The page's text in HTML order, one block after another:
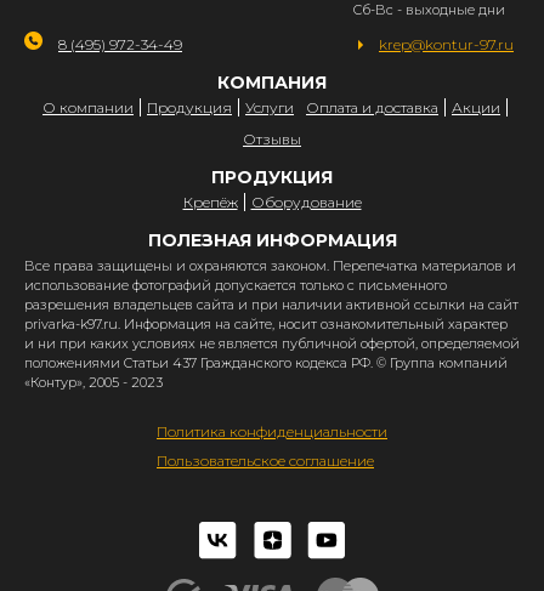
Сб-Вс - выходные дни
8 (495) 972-34-49 krep@kontur-97.ru
КОМПАНИЯ
О компании Продукция Услуги Оплата и доставка
Акции
Отзывы
ПРОДУКЦИЯ
Крепёж Оборудование
ПОЛЕЗНАЯ ИНФОРМАЦИЯ
Все права защищены и охраняются законом. Перепечатка материалов и
использование фотографий допускается только с письменного
разрешения владельцев сайта и при наличии активной ссылки на сайт
privarka-k97.ru. Информация на сайте, носит ознакомительный характер
и ни при каких условиях не является публичной офертой, определяемой
положениями Статьи 437 Гражданского кодекса РФ. © Группа компаний
«Контур», 2005 - 2023
Политика конфиденциальности
Пользовательское соглашение